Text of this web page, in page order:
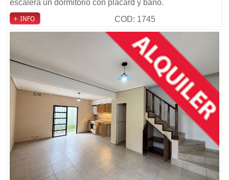
escalera un dormitorio con placard y baño.
COD: 1745